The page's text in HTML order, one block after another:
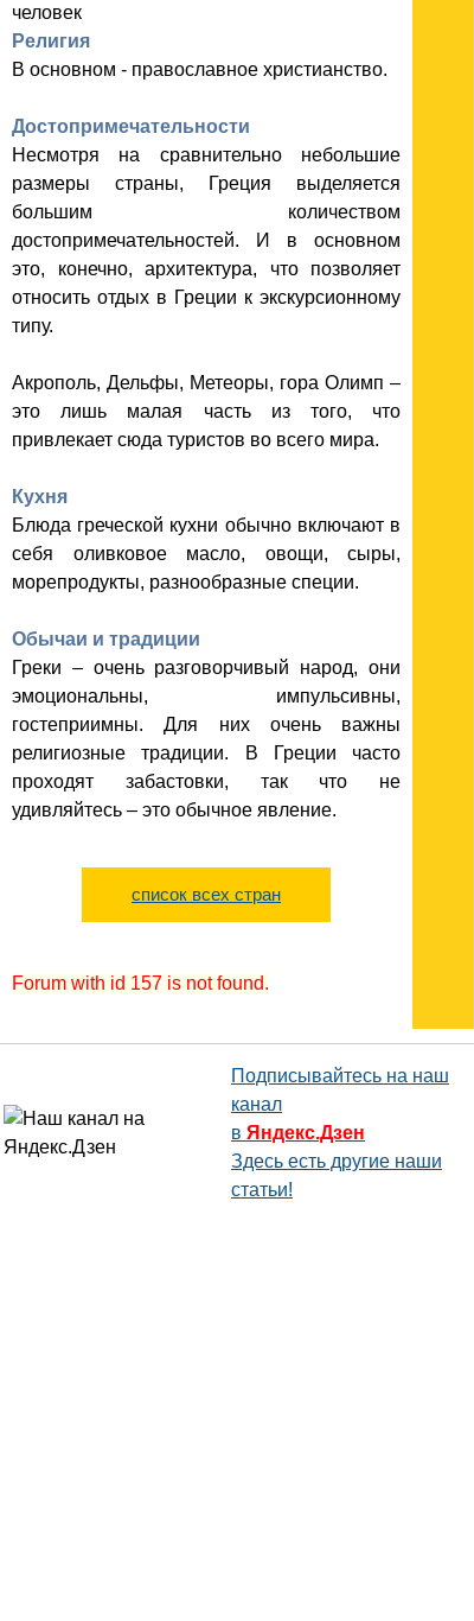
человек
Религия
В основном - православное христианство.
Достопримечательности
Несмотря на сравнительно небольшие
размеры страны, Греция выделяется
большим количеством
достопримечательностей. И в основном
это, конечно, архитектура, что позволяет
относить отдых в Греции к экскурсионному
типу.
Акрополь, Дельфы, Метеоры, гора Олимп –
это лишь малая часть из того, что
привлекает сюда туристов во всего мира.
Кухня
Блюда греческой кухни обычно включают в
себя оливковое масло, овощи, сыры,
морепродукты, разнообразные специи.
Обычаи и традиции
Греки – очень разговорчивый народ, они
эмоциональны, импульсивны,
гостеприимны. Для них очень важны
религиозные традиции. В Греции часто
проходят забастовки, так что не
удивляйтесь – это обычное явление.
список всех стран
Forum with id 157 is not found.
Подписывайтесь на наш
канал
в Яндекс.Дзен
Здесь есть другие наши
статьи!